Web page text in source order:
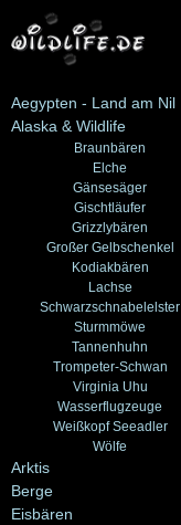
Aegypten - Land am Nil
Alaska & Wildlife
Braunbären
Elche
Gänsesäger
Gischtläufer
Grizzlybären
Großer Gelbschenkel
Kodiakbären
Lachse
Schwarzschnabelelster
Sturmmöwe
Tannenhuhn
Trompeter-Schwan
Virginia Uhu
Wasserflugzeuge
Weißkopf Seeadler
Wölfe
Arktis
Berge
Eisbären